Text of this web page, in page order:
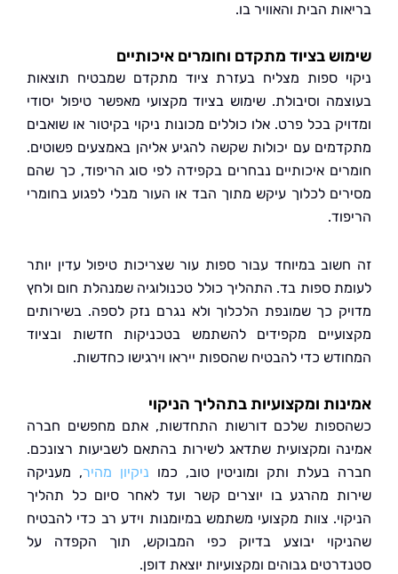
הבית והאוויר בו.
בציוד מתקדם וחומרים איכותיים
ספות מצליח בעזרת ציוד מתקדם שמבטיח תוצאות
וסיבולת. שימוש בציוד מקצועי מאפשר טיפול יסודי
בכל פרט. אלו כוללים מכונות ניקוי בקיטור או שואבים
עם יכולות שקשה להגיע אליהן באמצעים פשוטים.
איכותיים נבחרים בקפידה לפי סוג הריפוד, כך שהם
לכלוך עיקש מתוך הבד או העור מבלי לפגוע בחומרי
במיוחד עבור ספות עור שצריכות טיפול עדין יותר
ספות בד. התהליך כולל טכנולוגיה שמנהלת חום ולחץ
כך שמונפת הלכלוך ולא נגרם נזק לספה. בשירותים
מקפידים להשתמש בטכניקות חדשות ובציוד
כדי להבטיח שהספות ייראו וירגישו כחדשות.
ומקצועיות בתהליך הניקוי
שלכם דורשות התחדשות, אתם מחפשים חברה
ומקצועית שתדאג לשירות בהתאם לשביעות רצונכם.
בעלת ותק ומוניטין טוב, כמוניקיון מהיר, מעניקה
מהרגע בו יוצרים קשר ועד לאחר סיום כל תהליך
צוות מקצועי משתמש במיומנות וידע רב כדי להבטיח
יבוצע בדיוק כפי המבוקש, תוך הקפדה על
גבוהים ומקצועיות יוצאת דופן.